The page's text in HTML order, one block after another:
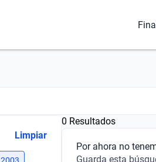
Limpiar
0 Resultados
Por ahora no
Guarda esta